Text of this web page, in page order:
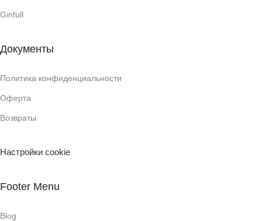
Ginfull
Документы
Политика конфиденциальности
Оферта
Возвраты
Настройки cookie
Footer Menu
Blog